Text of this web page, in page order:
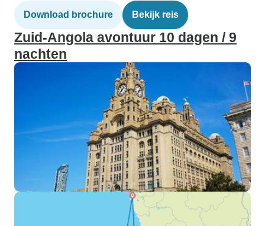
Download brochure Bekijk reis
Zuid-Angola avontuur 10 dagen / 9
nachten